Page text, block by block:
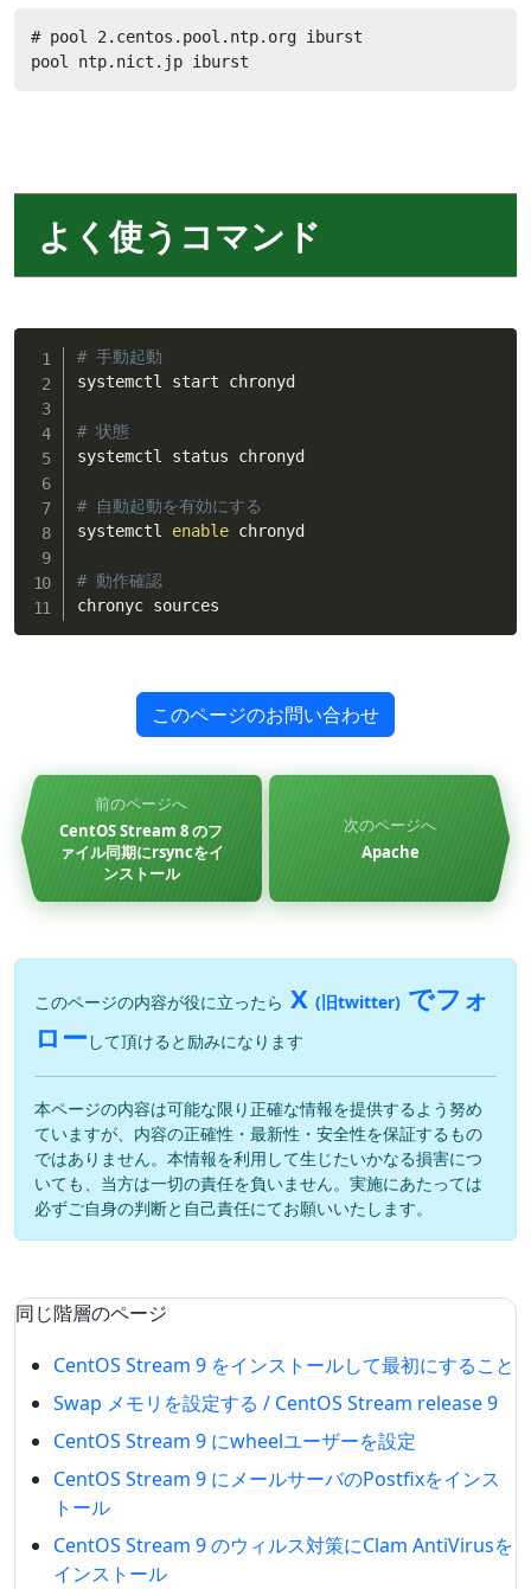
# pool 2.centos.pool.ntp.org iburst
pool ntp.nict.jp iburst
よく使うコマンド
# 手動起動
systemctl start chronyd
# 状態
systemctl status chronyd
# 自動起動を有効にする
systemctl enable chronyd
# 動作確認
chronyc sources
このページのお問い合わせ
前のページへ
CentOS Stream 8 のフ
ァイル同期にrsyncをイ
ンストール
次のページへ
Apache
このページの内容が役に立ったら X (旧twitter) でフォ
ロー して頂けると励みになります
本ページの内容は可能な限り正確な情報を提供するよう努め
ていますが、内容の正確性・最新性・安全性を保証するもの
ではありません。本情報を利用して生じたいかなる損害につ
いても、当方は一切の責任を負いません。実施にあたっては
必ずご自身の判断と自己責任にてお願いいたします。
同じ階層のページ
CentOS Stream 9 をインストールして最初にすること
Swap メモリを設定する / CentOS Stream release 9
CentOS Stream 9 にwheelユーザーを設定
CentOS Stream 9 にメールサーバのPostfixをインス
トール
CentOS Stream 9 のウィルス対策にClam AntiVirusを
インストール